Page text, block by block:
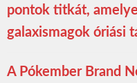
pontok titkát,
galaxismagok óriási
A Pókember Brand